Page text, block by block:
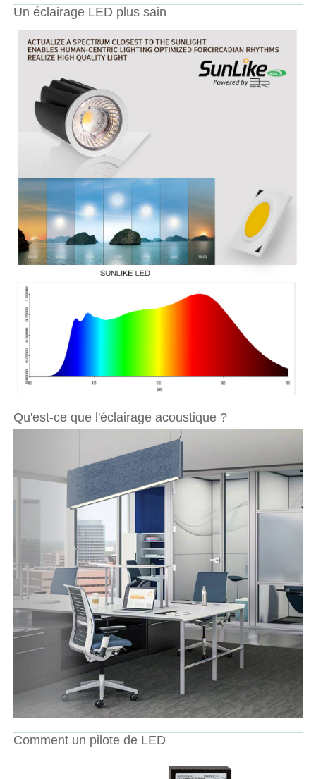
Un éclairage LED plus sain
Qu'est-ce que l'éclairage acoustique ?
Comment un pilote de LED